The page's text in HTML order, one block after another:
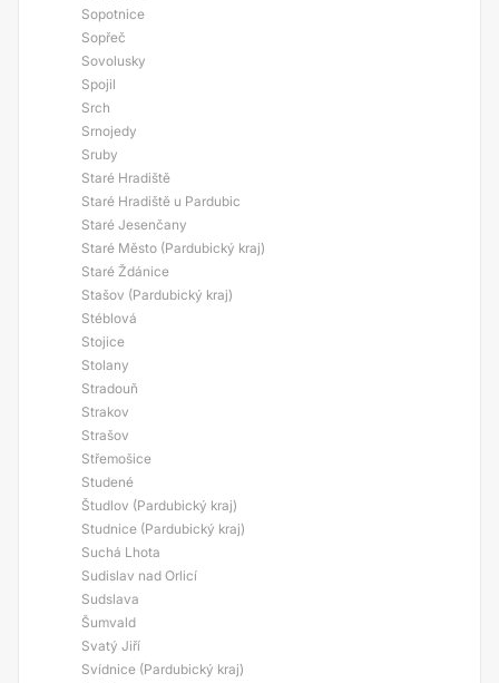
Sopotnice
Sopřeč
Sovolusky
Spojil
Srch
Srnojedy
Sruby
Staré Hradiště
Staré Hradiště u Pardubic
Staré Jesenčany
Staré Město (Pardubický kraj)
Staré Ždánice
Stašov (Pardubický kraj)
Stéblová
Stojice
Stolany
Stradouň
Strakov
Strašov
Střemošice
Studené
Študlov (Pardubický kraj)
Studnice (Pardubický kraj)
Suchá Lhota
Sudislav nad Orlicí
Sudslava
Šumvald
Svatý Jiří
Svídnice (Pardubický kraj)